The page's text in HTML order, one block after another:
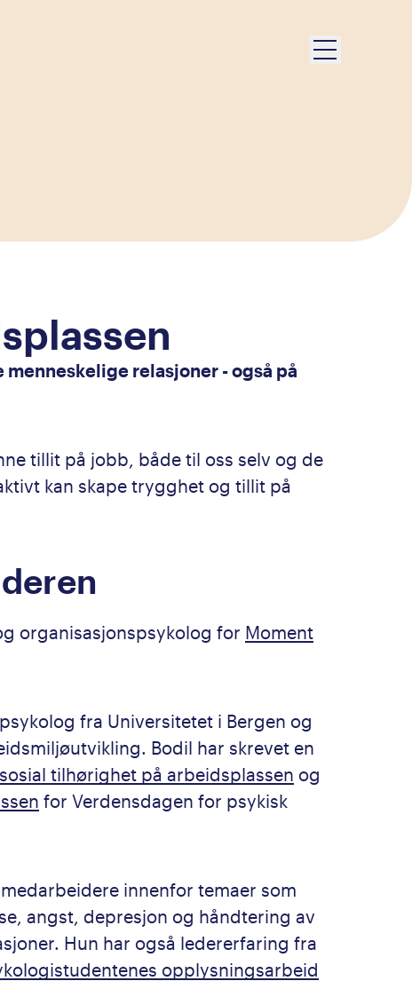
relasjoner - også på
tillit på jobb, både til oss selv og de
kan skape trygghet og tillit på
organisasjonspsykolog for Moment
fra Universitetet i Bergen og
Bodil har skrevet en
sosial tilhørighet på arbeidsplassen og
for Verdensdagen for psykisk
innenfor temaer som
angst, depresjon og håndtering av
Hun har også ledererfaring fra
opplysningsarbeid